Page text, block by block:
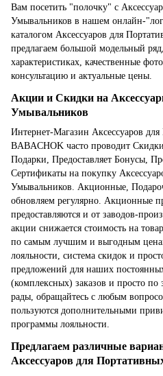
Вам посетить "полочку" с
Умывальников в нашем онлайн-
каталогом Аксессуаров для
предлагаем большой модельный
характеристиках, качественные
консультацию и актуальные цены.
Акции и Скидки на
Умывальников
Интернет-Магазин Аксессуаров
BABACHOK часто проводит
Подарки, Предоставляет Бонусы,
Сертификаты на покупку
Умывальников. Акционные,
обновляем регулярно. Акционные
предоставляются и от заводов-
акции снижается стоимость на
по самым лучшим и выгодным
лояльности, система скидок и
предложений для наших
(комплексных) заказов и просто по
рады, обращайтесь с любым
пользуются дополнительными
программы лояльности.
Предлагаем различные
Аксессуаров для